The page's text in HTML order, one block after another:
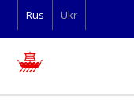
Rus Ukr
Тексти